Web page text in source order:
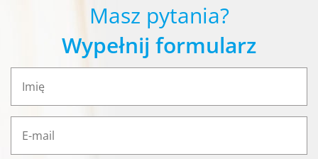
Masz pytania?
Wypełnij formularz